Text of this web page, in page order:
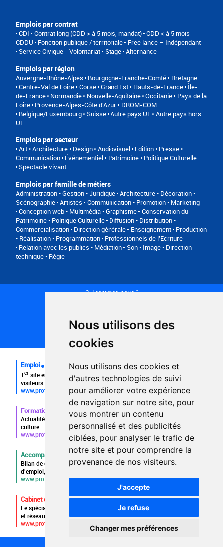
Nous utilisons des
cookies
Nous utilisons des cookies et
d'autres technologies de suivi
pour améliorer votre expérience
de navigation sur notre site, pour
vous montrer un contenu
personnalisé et des publicités
ciblées, pour analyser le trafic de
notre site et pour comprendre la
provenance de nos visiteurs.
J'accepte
Je refuse
Changer mes préférences
Emplois par contrat
CDI Contrat long (CDD > à 5 mois, mandat) CDD < à 5 mois -
CDDU
Fonction publique / territoriale
Free lance – Indépendant
Service Civique - Volontariat
Stage Alternance
Emplois par région
Auvergne-Rhône-Alpes Bourgogne-Franche-Comté
Bretagne
Centre-Val de Loire Corse Grand Est Hauts-de-France Île-
de-France Normandie Nouvelle-Aquitaine Occitanie
Pays de la
Loire Provence-Alpes-Côte d'Azur
DROM-COM
Belgique/Luxembourg
Suisse Autre pays UE Autre pays hors
UE
Emplois par secteur
Art • Architecture • Design Audiovisuel Edition • Presse •
Communication Événementiel
Patrimoine • Politique Culturelle
Spectacle vivant
Emplois par famille de métiers
Administration • Gestion • Juridique Architecture • Décoration •
Scénographie Artistes
Communication • Promotion • Marketing
Conception web • Multimédia • Graphisme Conservation du
Patrimoine • Politique Culturelle Diffusion • Distribution •
Commercialisation Direction générale Enseignement Production
• Réalisation • Programmation Professionnels de l’Ecriture
Relation avec les publics • Médiation
Son • Image • Direction
technique • Régie
Qui sommes-nous ?
Plan du site
FAQ recruteurs
FAQ
Emploi
1er site emploi du secteur culturel 784.000 visites et 230.000
visiteurs uniques par mois.
www.profilculture.com
Formation
Actualités, guide et annuaire des formations aux métiers de la
culture.
www.profilculture-formation.com
Accompagnement professionnel
Bilan de compétences, coaching, techniques de recherche
d'emploi, entretien conseil.
www.profilculture-competences.com
Cabinet de recrutement
Le spécialiste du secteur culturel, une cvthèque de 86.000 CV
et réseau unique de professionnels.
www.profilculture-conseil.com/cabinet-recrutement